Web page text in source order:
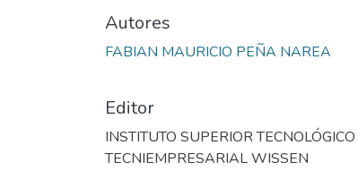
Autores
FABIAN MAURICIO PEÑA NAREA
Editor
INSTITUTO SUPERIOR TECNOLÓGICO
TECNIEMPRESARIAL WISSEN